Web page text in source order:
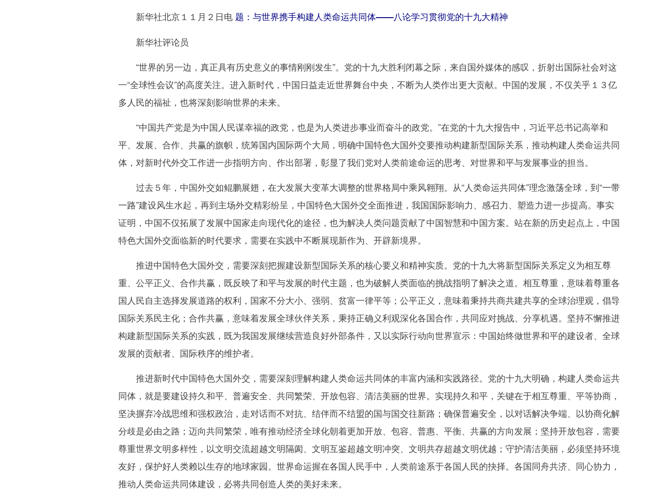
新华社北京１１月２日电 题：与世界携手构建人类命运共同体——八论学习贯彻党的十九大精神
新华社评论员
“世界的另一边，真正具有历史意义的事情刚刚发生”。党的十九大胜利闭幕之际，来自国外媒体的感叹，折射出国际社会对这
一“全球性会议”的高度关注。进入新时代，中国日益走近世界舞台中央，不断为人类作出更大贡献。中国的发展，不仅关乎１３亿
多人民的福祉，也将深刻影响世界的未来。
“中国共产党是为中国人民谋幸福的政党，也是为人类进步事业而奋斗的政党。”在党的十九大报告中，习近平总书记高举和
平、发展、合作、共赢的旗帜，统筹国内国际两个大局，明确中国特色大国外交要推动构建新型国际关系，推动构建人类命运共同
体，对新时代外交工作进一步指明方向、作出部署，彰显了我们党对人类前途命运的思考、对世界和平与发展事业的担当。
过去５年，中国外交如鲲鹏展翅，在大发展大变革大调整的世界格局中乘风翱翔。从“人类命运共同体”理念激荡全球，到“一带
一路”建设风生水起，再到主场外交精彩纷呈，中国特色大国外交全面推进，我国国际影响力、感召力、塑造力进一步提高。事实
证明，中国不仅拓展了发展中国家走向现代化的途径，也为解决人类问题贡献了中国智慧和中国方案。站在新的历史起点上，中国
特色大国外交面临新的时代要求，需要在实践中不断展现新作为、开辟新境界。
推进中国特色大国外交，需要深刻把握建设新型国际关系的核心要义和精神实质。党的十九大将新型国际关系定义为相互尊
重、公平正义、合作共赢，既反映了和平与发展的时代主题，也为破解人类面临的挑战指明了解决之道。相互尊重，意味着尊重各
国人民自主选择发展道路的权利，国家不分大小、强弱、贫富一律平等；公平正义，意味着秉持共商共建共享的全球治理观，倡导
国际关系民主化；合作共赢，意味着发展全球伙伴关系，秉持正确义利观深化各国合作，共同应对挑战、分享机遇。坚持不懈推进
构建新型国际关系的实践，既为我国发展继续营造良好外部条件，又以实际行动向世界宣示：中国始终做世界和平的建设者、全球
发展的贡献者、国际秩序的维护者。
推进新时代中国特色大国外交，需要深刻理解构建人类命运共同体的丰富内涵和实践路径。党的十九大明确，构建人类命运共
同体，就是要建设持久和平、普遍安全、共同繁荣、开放包容、清洁美丽的世界。实现持久和平，关键在于相互尊重、平等协商，
坚决摒弃冷战思维和强权政治，走对话而不对抗、结伴而不结盟的国与国交往新路；确保普遍安全，以对话解决争端、以协商化解
分歧是必由之路；迈向共同繁荣，唯有推动经济全球化朝着更加开放、包容、普惠、平衡、共赢的方向发展；坚持开放包容，需要
尊重世界文明多样性，以文明交流超越文明隔阂、文明互鉴超越文明冲突、文明共存超越文明优越；守护清洁美丽，必须坚持环境
友好，保护好人类赖以生存的地球家园。世界命运握在各国人民手中，人类前途系于各国人民的抉择。各国同舟共济、同心协力，
推动人类命运共同体建设，必将共同创造人类的美好未来。